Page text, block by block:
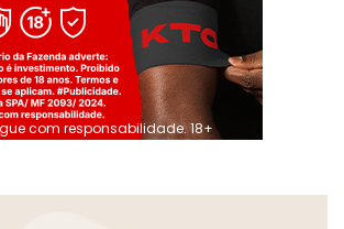
com responsabilidade. 18+